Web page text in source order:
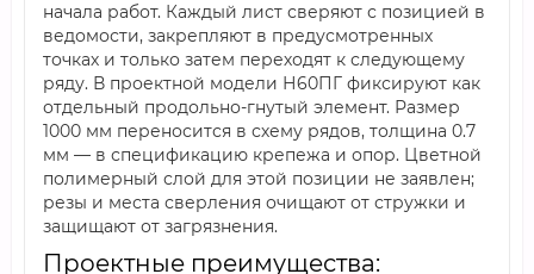
начала работ. Каждый лист сверяют с позицией в
ведомости, закрепляют в предусмотренных
точках и только затем переходят к следующему
ряду. В проектной модели Н60ПГ фиксируют как
отдельный продольно-гнутый элемент. Размер
1000 мм переносится в схему рядов, толщина 0.7
мм — в спецификацию крепежа и опор. Цветной
полимерный слой для этой позиции не заявлен;
резы и места сверления очищают от стружки и
защищают от загрязнения.
Проектные преимущества: